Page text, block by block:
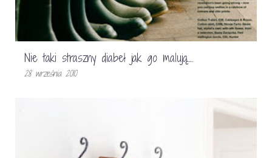
Nie taki straszny diabeł jak go malują….
28 września 2010